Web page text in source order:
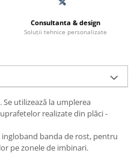
Consultanta & design
Soluții tehnice personalizate
utilizează la umplerea
realizate din plăci -
banda de rost, pentru
pe zonele de imbinari.